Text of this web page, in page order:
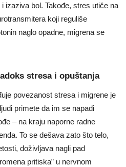
izaziva bol. Takođe, stres utiče na
koji reguliše
naglo opadne, migrena se
stresa i opuštanja
povezanost stresa i migrene je
primete da im se napadi
– na kraju naporne radne
To se dešava zato što telo,
doživljava nagli pad
pritiska” u nervnom